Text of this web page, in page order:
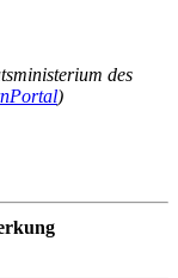
des
)